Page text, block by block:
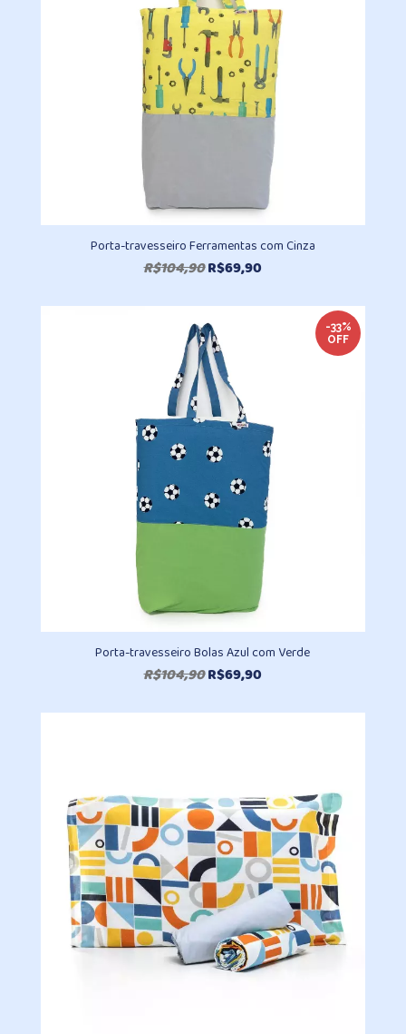
Porta-travesseiro Ferramentas com Cinza
R$104,90O
original
era:
R$104,90.
R$69,90
atual
R$69,90.
-33%
OFF
Porta-travesseiro Bolas Azul com Verde
R$104,90O
original
R$69,90
atual